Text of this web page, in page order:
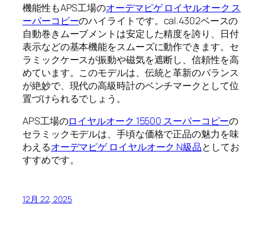
機能性もAPS工場のオーデマピゲ ロイヤルオーク ス
ーパーコピーのハイライトです。cal.4302ベースの
自動巻きムーブメントは安定した精度を誇り、日付
表示などの基本機能をスムーズに動作できます。セ
ラミックケースが振動や磁気を遮断し、信頼性を高
めています。このモデルは、伝統と革新のバランス
が絶妙で、現代の高級時計のベンチマークとして位
置づけられるでしょう。
APS工場のロイヤルオーク 15500 スーパーコピーの
セラミックモデルは、手頃な価格で正品の魅力を味
わえるオーデマピゲ ロイヤルオーク N級品としてお
すすめです。
12月 22, 2025